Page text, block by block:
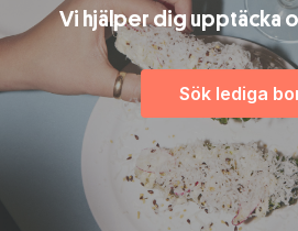
Vi hjälper dig upptäcka
Sök lediga